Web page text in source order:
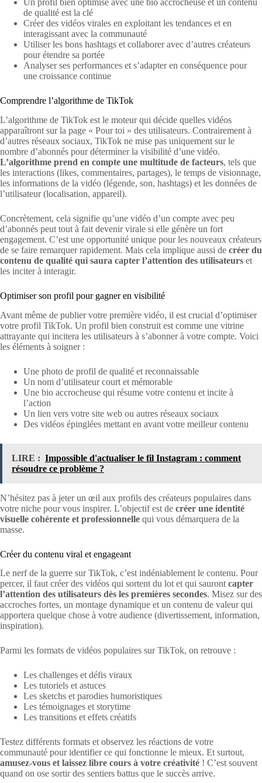
Un profil bien optimisé avec une bio accrocheuse et un contenu
de qualité est la clé
Créer des vidéos virales en exploitant les tendances et en
interagissant avec la communauté
Utiliser les bons hashtags et collaborer avec d’autres créateurs
pour étendre sa portée
Analyser ses performances et s’adapter en conséquence pour
une croissance continue
Comprendre l’algorithme de TikTok
L’algorithme de TikTok est le moteur qui décide quelles vidéos
apparaîtront sur la page « Pour toi » des utilisateurs. Contrairement à
d’autres réseaux sociaux, TikTok ne mise pas uniquement sur le
nombre d’abonnés pour déterminer la visibilité d’une vidéo.
L’algorithme prend en compte une multitude de facteurs, tels que
les interactions (likes, commentaires, partages), le temps de visionnage,
les informations de la vidéo (légende, son, hashtags) et les données de
l’utilisateur (localisation, appareil).
Concrètement, cela signifie qu’une vidéo d’un compte avec peu
d’abonnés peut tout à fait devenir virale si elle génère un fort
engagement. C’est une opportunité unique pour les nouveaux créateurs
de se faire remarquer rapidement. Mais cela implique aussi de créer du
contenu de qualité qui saura capter l’attention des utilisateurs et
les inciter à interagir.
Optimiser son profil pour gagner en visibilité
Avant même de publier votre première vidéo, il est crucial d’optimiser
votre profil TikTok. Un profil bien construit est comme une vitrine
attrayante qui incitera les utilisateurs à s’abonner à votre compte. Voici
les éléments à soigner :
Une photo de profil de qualité et reconnaissable
Un nom d’utilisateur court et mémorable
Une bio accrocheuse qui résume votre contenu et incite à
l’action
Un lien vers votre site web ou autres réseaux sociaux
Des vidéos épinglées mettant en avant votre meilleur contenu
LIRE : Impossible d'actualiser le fil Instagram : comment
résoudre ce problème ?
N’hésitez pas à jeter un œil aux profils des créateurs populaires dans
votre niche pour vous inspirer. L’objectif est de créer une identité
visuelle cohérente et professionnelle qui vous démarquera de la
masse.
Créer du contenu viral et engageant
Le nerf de la guerre sur TikTok, c’est indéniablement le contenu. Pour
percer, il faut créer des vidéos qui sortent du lot et qui saurontcapter
l’attention des utilisateurs dès les premières secondes. Misez sur des
accroches fortes, un montage dynamique et un contenu de valeur qui
apportera quelque chose à votre audience (divertissement, information,
inspiration).
Parmi les formats de vidéos populaires sur TikTok, on retrouve :
Les challenges et défis viraux
Les tutoriels et astuces
Les sketchs et parodies humoristiques
Les témoignages et storytime
Les transitions et effets créatifs
Testez différents formats et observez les réactions de votre
communauté pour identifier ce qui fonctionne le mieux. Et surtout,
amusez-vous et laissez libre cours à votre créativité ! C’est souvent
quand on ose sortir des sentiers battus que le succès arrive.